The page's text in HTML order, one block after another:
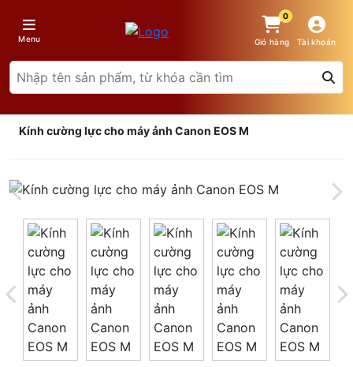
Menu
0
Giỏ hàng Tài khoản
Kính cường lực cho máy ảnh Canon EOS M
Giá trên 1SP x0 đ
Tổng giá
0 đ